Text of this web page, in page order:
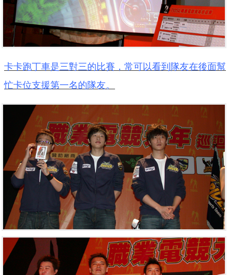
卡卡跑丁車是三對三的比賽，常可以看到隊友在後面幫
忙卡位支援第一名的隊友。